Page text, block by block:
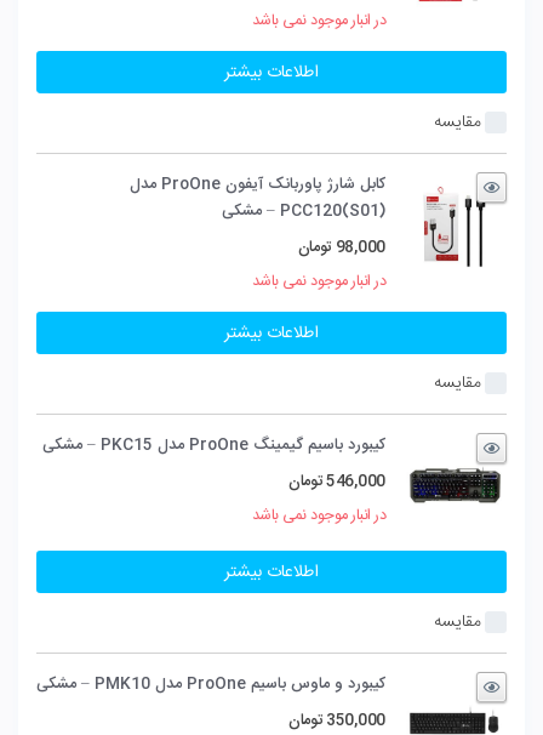
در انبار موجود نمی باشد
اطلاعات بیشتر
مقایسه
کابل شارژ پاوربانک آیفون ProOne مدل
PCC120(S01) – مشکی
98,000 تومان
در انبار موجود نمی باشد
اطلاعات بیشتر
مقایسه
کیبورد باسیم گیمینگ ProOne مدل PKC15 – مشکی
546,000تومان
در انبار موجود نمی باشد
اطلاعات بیشتر
مقایسه
کیبورد و ماوس باسیم ProOne مدل PMK10 – مشکی
350,000 تومان